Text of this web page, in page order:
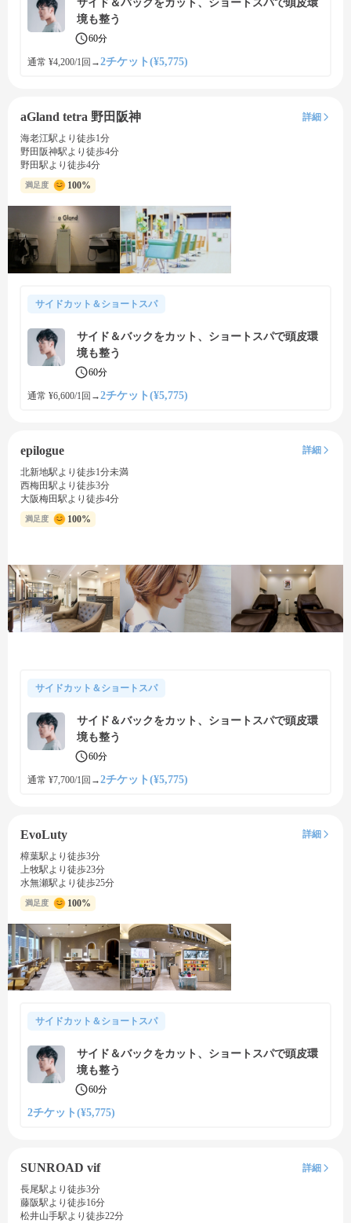
サイド＆バックをカット、ショートスパで頭皮環
境も整う
60分
通常 ¥4,200/1回 →2チケット(¥5,775)
aGland tetra 野田阪神
詳細
海老江駅より徒歩1分
野田阪神駅より徒歩4分
野田駅より徒歩4分
満足度 100%
サイドカット＆ショートスパ
サイド＆バックをカット、ショートスパで頭皮環
境も整う
60分
通常 ¥6,600/1回 →2チケット(¥5,775)
epilogue
詳細
北新地駅より徒歩1分未満
西梅田駅より徒歩3分
大阪梅田駅より徒歩4分
満足度 100%
サイドカット＆ショートスパ
サイド＆バックをカット、ショートスパで頭皮環
境も整う
60分
通常 ¥7,700/1回 →2チケット(¥5,775)
EvoLuty
詳細
樟葉駅より徒歩3分
上牧駅より徒歩23分
水無瀬駅より徒歩25分
満足度 100%
サイドカット＆ショートスパ
サイド＆バックをカット、ショートスパで頭皮環
境も整う
60分
2チケット(¥5,775)
SUNROAD vif
詳細
長尾駅より徒歩3分
藤阪駅より徒歩16分
松井山手駅より徒歩22分